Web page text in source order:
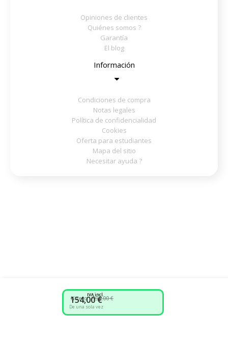
Nuevo :999,00 €
154,00 €
IVA incl.
De una sola vez
Opiniones de clientes
Quiénes somos ?
Garantía
El blog
Información
Condiciones de compra
Notas legales
Política de confidencialidad
Cookies
Oferta para estudiantes
Mapa del sitio
Necesitar ayuda ?